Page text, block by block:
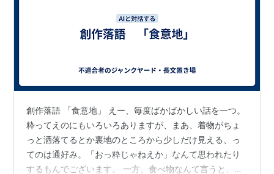
創作落語 「食意地」 えー、毎度ばかばかしい話を一つ。
粋ってえのにもいろいろありますが、まあ、着物がちょ
っと洒落てるとか裏地のところから少しだけ見える、っ
てのは通好み。「おっ粋じゃねえか」なんて思われたり
するもんでございます。 一方、食べ物なんて言うと、こ